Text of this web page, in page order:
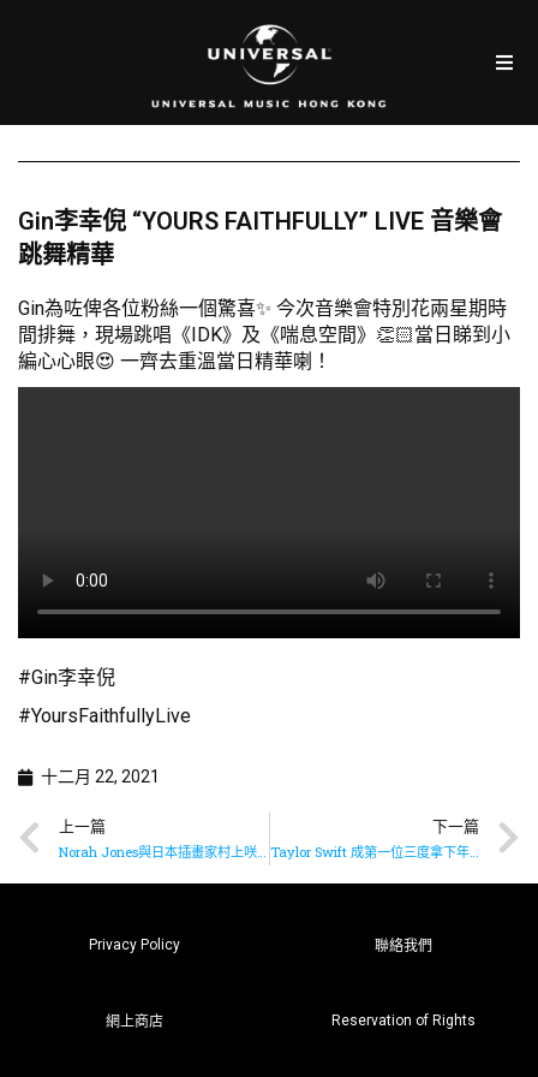
Gin李幸倪 “YOURS FAITHFULLY” LIVE 音樂會
跳舞精華
Gin為咗俾各位粉絲一個驚喜✨ 今次音樂會特別花兩星期時
間排舞，現場跳唱《IDK》及《喘息空間》👏🏻當日睇到小
編心心眼😍 一齊去重溫當日精華喇！
#Gin李幸倪
#YoursFaithfullyLive
十二月 22, 2021
上一篇
Norah Jones與日本插畫家村上咲合作為聖誕原創歌製作動畫MV
下一篇
Taylor Swift 成第一位三度拿下年度專輯女歌手
Privacy Policy 聯絡我們
網上商店 Reservation of Rights